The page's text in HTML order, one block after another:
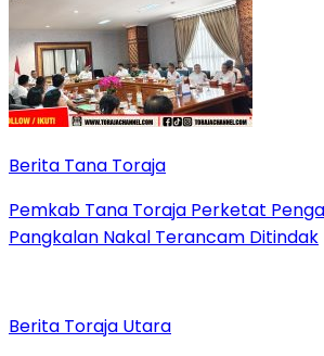
Berita Tana Toraja
Pemkab Tana Toraja Perketat
Pangkalan Nakal Terancam Ditindak
Berita Toraja Utara